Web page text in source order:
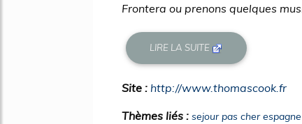
Frontera ou prenons quelques
LIRE LA SUITE
Site : http://www.thomascook.fr
Thèmes liés : sejour pas cher espagne